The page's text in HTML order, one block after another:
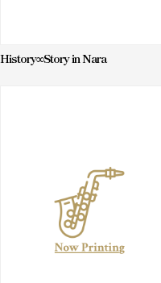
History∞Story in Nara